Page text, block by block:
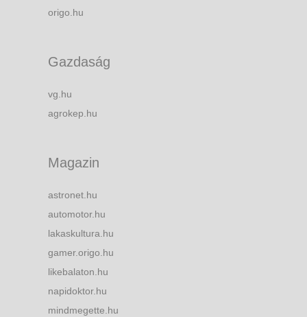
origo.hu
Gazdaság
vg.hu
agrokep.hu
Magazin
astronet.hu
automotor.hu
lakaskultura.hu
gamer.origo.hu
likebalaton.hu
napidoktor.hu
mindmegette.hu